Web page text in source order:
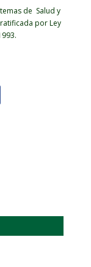
de Salud y
por Ley